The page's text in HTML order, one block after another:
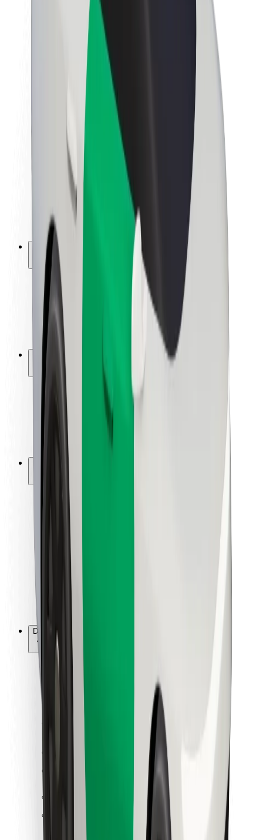
Bolt haqqında
Bolt-da davamlılıq
Project Zero
Xəbər otağı
Brend təlimatları
İnvestorlarla əlaqələr
Rəhbərlik
Media
Urban Fondu
Təhlükəsizlik
Sərnişin təhlükəsizliyi
Sürücü təhlükəsizliyi
Skuter təhlükəsizliyi
Təhlükəsizlik Laboratoriyası
Şəhərlər
Məkanlar
Şəhər mühiti üçün həllər
Hava limanları
Bolt enerji doldurma stansiyaları
Sərnişinlər üçün
Sürücülər üçün
Kuryerlər üçün
Bolt Food
Biznes üçün Bolt
Digər
Təchizatçılar
Kukilər
Dəqiqələr ərzində gediş əldə et!
Bolt Food tətbiqini endir